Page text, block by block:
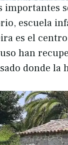
importantes
escuela
es el
han
donde